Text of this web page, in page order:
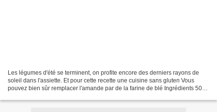
Les légumes d'été se terminent, on profite encore des derniers rayons de
soleil dans l'assiette. Et pour cette recette une cuisine sans gluten Vous
pouvez bien sûr remplacer l'amande par de la farine de blé Ingrédients 500